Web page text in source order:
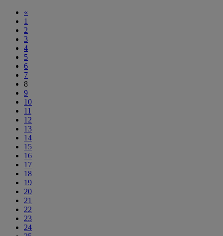
«
1
2
3
4
5
6
7
8
9
10
11
12
13
14
15
16
17
18
19
20
21
22
23
24